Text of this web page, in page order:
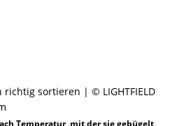
Temperatur, mit der sie gebügelt